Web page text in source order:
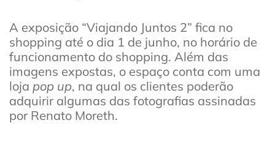
A exposição “Viajando Juntos 2” fica no
shopping até o dia 1 de junho, no horário de
funcionamento do shopping. Além das
imagens expostas, o espaço conta com uma
loja pop up, na qual os clientes poderão
adquirir algumas das fotografias assinadas
por Renato Moreth.